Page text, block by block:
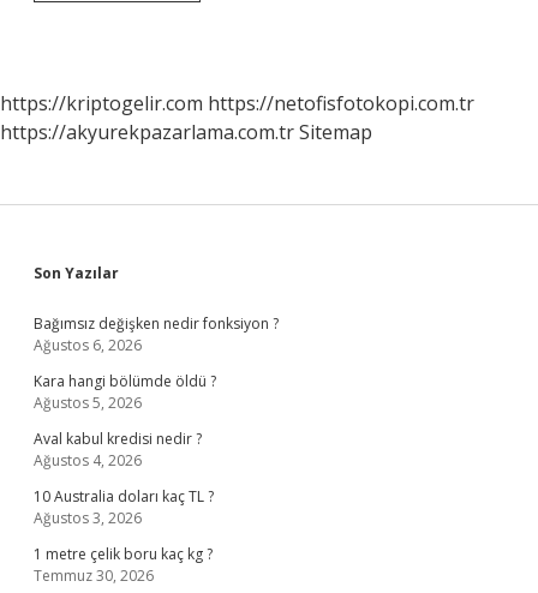
https://kriptogelir.com https://netofisfotokopi.com.tr
https://akyurekpazarlama.com.trSitemap
Sidebar
Son Yazılar
Bağımsız değişken nedir fonksiyon ?
Ağustos 6, 2026
Kara hangi bölümde öldü ?
Ağustos 5, 2026
Aval kabul kredisi nedir ?
Ağustos 4, 2026
10 Australia doları kaç TL ?
Ağustos 3, 2026
1 metre çelik boru kaç kg ?
Temmuz 30, 2026